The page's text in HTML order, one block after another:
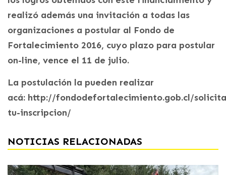
realizó además una invitación a todas las
organizaciones a postular al Fondo de
Fortalecimiento 2016, cuyo plazo para postular
on-line, vence el 11 de julio.
La postulación la pueden realizar
acá: http://fondodefortalecimiento.gob.cl/
tu-inscripcion/
NOTICIAS RELACIONADAS